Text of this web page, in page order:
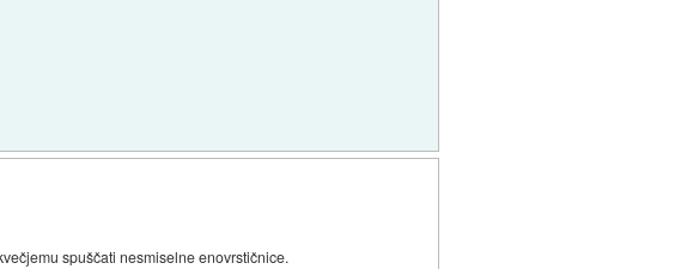
spuščati nesmiselne enovrstičnice.